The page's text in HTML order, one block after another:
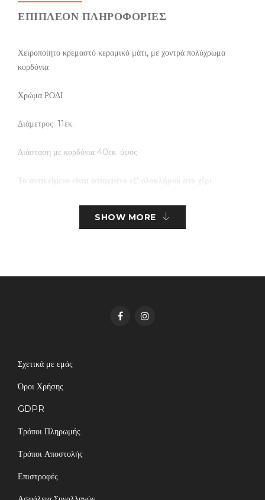
ΕΠΙΠΛΈΟΝ ΠΛΗΡΟΦΟΡΊΕΣ
Χειροποίητο κρεμαστό κεραμικό μάτι, με χοντρά πολύχρωμα
κορδόνια
Χρώμα ΡΟΔΙ
Διάμετρος: 11εκ.
Διάσταση με κορδόνια 40εκ. ύψος
Το αντικείμενο είναι φτιαγμένο εξ’ ολοκλήρου στο χέρι
τα τεμάχια είναι περιορισμένα
SHOW MORE
Σχετικά με εμάς
Όροι Χρήσης
GDPR
Τρόποι Πληρωμής
Τρόποι Αποστολής
Επιστροφές